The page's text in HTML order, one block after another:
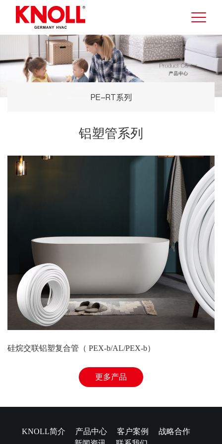
PE-RT系列
铝塑管系列
硅烷交联铝塑复合管（ PEX-b/AL/PEX-b）
更多产品
KNOLL简介 产品中心 客户案例
战略合作